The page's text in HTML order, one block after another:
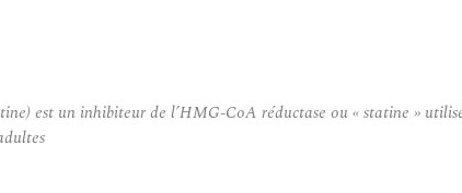
est un inhibiteur de l’HMG-CoA réductase ou « statine »